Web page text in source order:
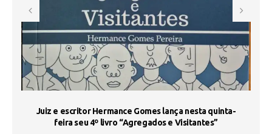
Juiz e escritor Hermance Gomes lança nesta quinta-
feira seu 4º livro “Agregados e Visitantes”